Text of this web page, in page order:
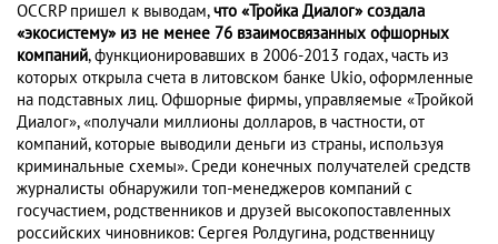
OCCRP пришел к выводам,что «Тройка Диалог» создала
«экосистему» из не менее 76 взаимосвязанных офшорных
компаний, функционировавших в 2006-2013 годах, часть из
которых открыла счета в литовском банке Ukio, оформленные
на подставных лиц. Офшорные фирмы, управляемые «Тройкой
Диалог», «получали миллионы долларов, в частности, от
компаний, которые выводили деньги из страны, используя
криминальные схемы». Среди конечных получателей средств
журналисты обнаружили топ-менеджеров компаний с
госучастием, родственников и друзей высокопоставленных
российских чиновников: Сергея Ролдугина, родственницу